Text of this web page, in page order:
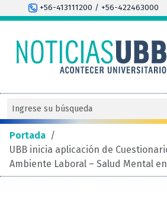
+56-413111200 / +56-422463000
Portada /
UBB inicia aplicación de
Ambiente Laboral – Salud Mental